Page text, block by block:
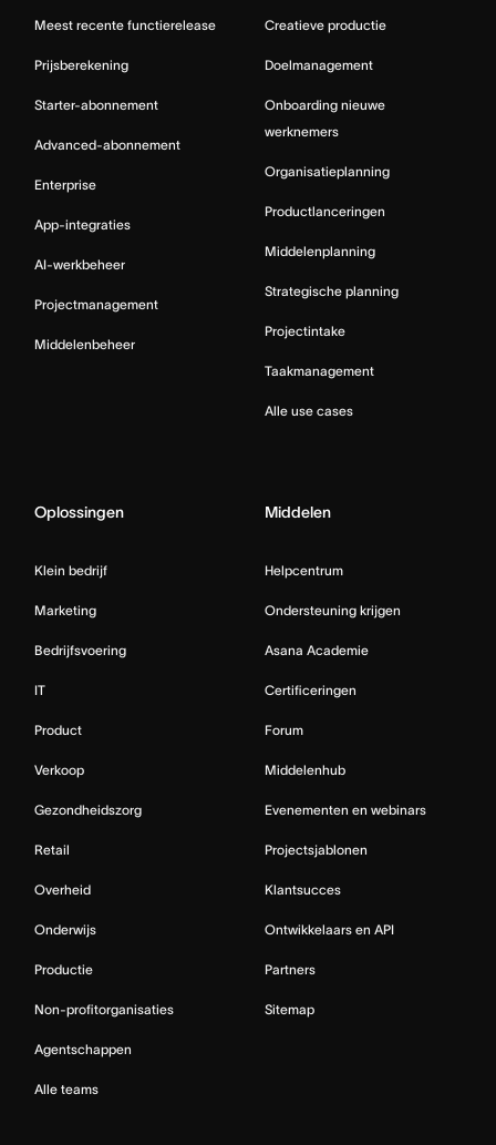
Meest recente functierelease
Prijsberekening
Starter-abonnement
Advanced-abonnement
Enterprise
App-integraties
AI-werkbeheer
Projectmanagement
Middelenbeheer
Creatieve productie
Doelmanagement
Onboarding nieuwe
werknemers
Organisatieplanning
Productlanceringen
Middelenplanning
Strategische planning
Projectintake
Taakmanagement
Alle use cases
Oplossingen
Klein bedrijf
Marketing
Bedrijfsvoering
IT
Product
Verkoop
Gezondheidszorg
Retail
Overheid
Onderwijs
Productie
Non-profitorganisaties
Agentschappen
Alle teams
Middelen
Helpcentrum
Ondersteuning krijgen
Asana Academie
Certificeringen
Forum
Middelenhub
Evenementen en webinars
Projectsjablonen
Klantsucces
Ontwikkelaars en API
Partners
Sitemap